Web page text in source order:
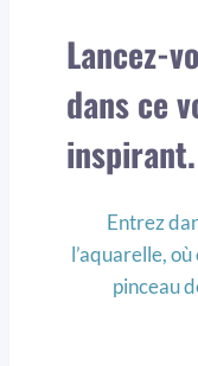
Lancez-
dans ce
inspirant.
Entrez
l’aquarelle,
pinceau